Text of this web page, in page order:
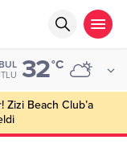
32°C
Zizi Beach Club’a